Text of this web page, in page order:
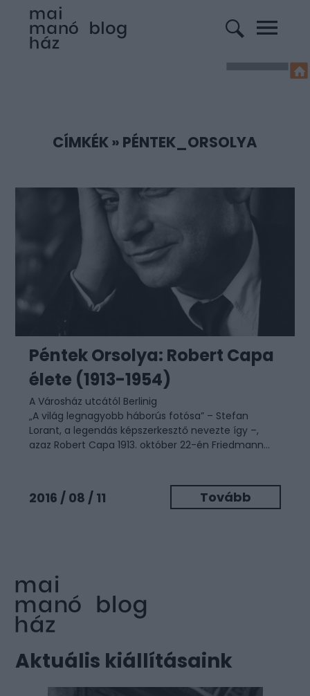
CÍMKÉK» PÉNTEK_ORSOLYA
Péntek Orsolya: Robert Capa
élete (1913-1954)
A Városház utcától Berlinig
„A világ legnagyobb háborús fotósa” – Stefan
Lorant, a legendás képszerkesztő nevezte így –,
azaz Robert Capa 1913. október 22-én Friedmann...
2016 / 08 / 11 Tovább
Aktuális kiállításaink